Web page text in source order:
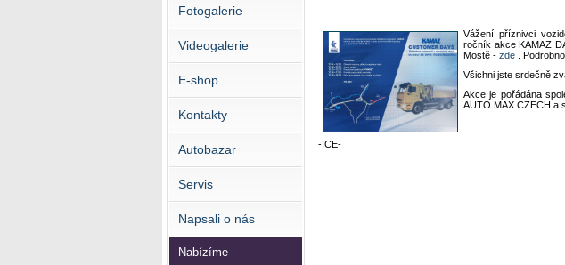
Fotogalerie
Videogalerie
E-shop
Kontakty
Autobazar
Servis
Napsali o nás
Nabízíme
Vážení příznivci
ročník akce KAMAZ
Mostě - zde .
Všichni jste srdečně
Akce je pořádána
AUTO MAX CZECH a.s.
-ICE-